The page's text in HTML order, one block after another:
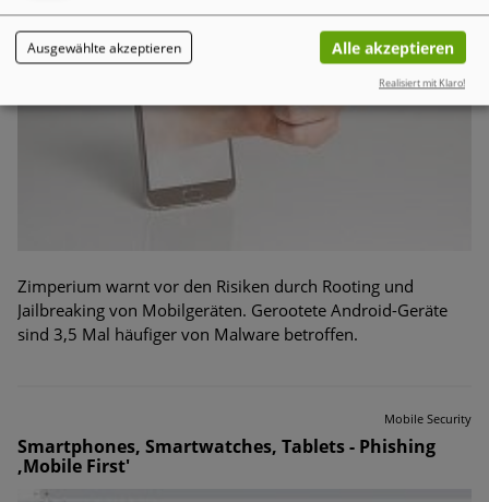
Zimperium warnt vor den Risiken durch Rooting und
Jailbreaking von Mobilgeräten. Gerootete Android-Geräte
sind 3,5 Mal häufiger von Malware betroffen.
Mobile Security
Smartphones, Smartwatches, Tablets - Phishing
,Mobile First'
Ausgewählte akzeptieren Alle akzeptieren
Realisiert mit Klaro!